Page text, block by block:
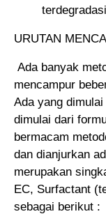
URUTAN
Ada banyak
mencampur
Ada yang
dimulai dari
bermacam
dan dianjurkan
merupakan
EC, Surfactant
sebagai berikut :